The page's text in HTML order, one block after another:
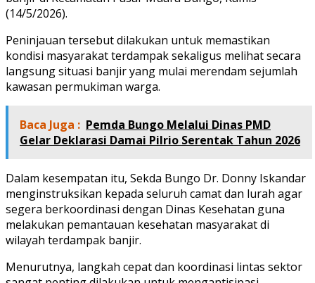
(14/5/2026).
Peninjauan tersebut dilakukan untuk memastikan
kondisi masyarakat terdampak sekaligus melihat secara
langsung situasi banjir yang mulai merendam sejumlah
kawasan permukiman warga.
Baca Juga : Pemda Bungo Melalui Dinas PMD
Gelar Deklarasi Damai Pilrio Serentak Tahun 2026
Dalam kesempatan itu, Sekda Bungo Dr. Donny Iskandar
menginstruksikan kepada seluruh camat dan lurah agar
segera berkoordinasi dengan Dinas Kesehatan guna
melakukan pemantauan kesehatan masyarakat di
wilayah terdampak banjir.
Menurutnya, langkah cepat dan koordinasi lintas sektor